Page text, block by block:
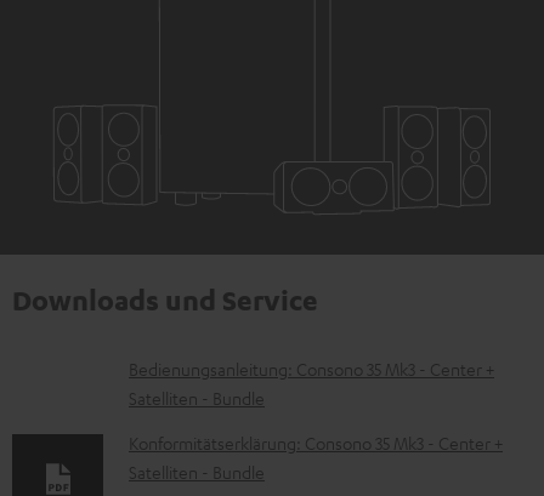
Downloads und Service
D
o
k
u
Bedienungsanleitung: Consono 35 Mk3 - Center +
Satelliten - Bundle
Konformitätserklärung: Consono 35 Mk3 - Center +
Satelliten - Bundle